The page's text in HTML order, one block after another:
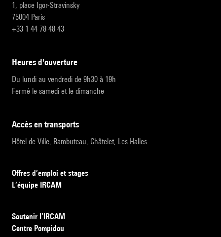
1, place Igor-Stravinsky
75004 Paris
+33 1 44 78 48 43
heures d'ouverture
Du lundi au vendredi de 9h30 à 19h
Fermé le samedi et le dimanche
accès en transports
Hôtel de Ville, Rambuteau, Châtelet, Les Halles
Offres d’emploi et stages
L’équipe IRCAM
Soutenir l’IRCAM
Centre Pompidou